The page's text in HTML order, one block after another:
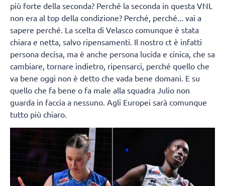
più forte della seconda? Perché la seconda in questa VNL
non era al top della condizione? Perché, perché... vai a
sapere perché. La scelta di Velasco comunque è stata
chiara e netta, salvo ripensamenti. Il nostro ct è infatti
persona decisa, ma è anche persona lucida e cinica, che sa
cambiare, tornare indietro, ripensarci, perché quello che
va bene oggi non è detto che vada bene domani. E su
quello che fa bene o fa male alla squadra Julio non
guarda in faccia a nessuno. Agli Europei sarà comunque
tutto più chiaro.